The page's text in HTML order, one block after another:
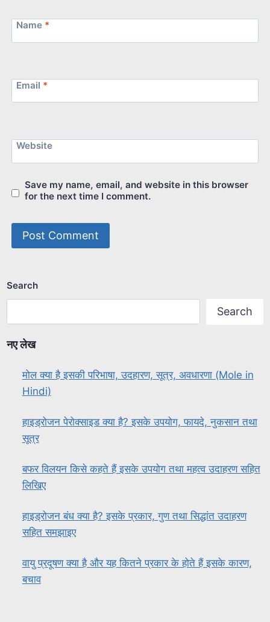
Name *
Email *
Website
Save my name, email, and website in this browser
for the next time I comment.
Search
Search
नए लेख
मोल क्या है इसकी परिभाषा, उदहारण, सूत्र, अवधारणा (Mole in
Hindi)
हाइड्रोजन पेरोक्साइड क्या है? इसके उपयोग, फायदे, नुकसान तथा
सूत्र
बफर विलयन किसे कहते हैं इसके उपयोग तथा महत्व उदाहरण सहित
लिखिए
हाइड्रोजन बंध क्या है? इसके प्रकार, गुण तथा सिद्धांत उदाहरण
सहित समझाइए
वायु प्रदूषण क्या है और यह कितने प्रकार के होते हैं इसके कारण,
बचाव